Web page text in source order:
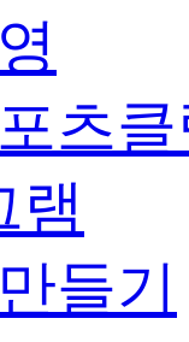
츠
램
들기